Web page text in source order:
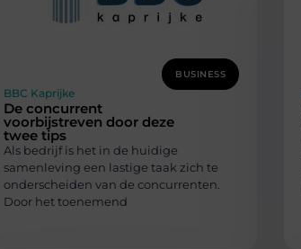
BUSINESS
BBC Kaprijke
De concurrent
voorbijstreven door deze
twee tips
Als bedrijf is het in de huidige
samenleving een lastige taak zich te
onderscheiden van de concurrenten.
Door het toenemend